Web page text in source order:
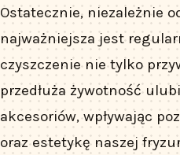
Ostatecznie, niezależnie
najważniejsza jest
czyszczenie nie tylko
przedłuża żywotność
akcesoriów, wpływając
oraz estetykę naszej